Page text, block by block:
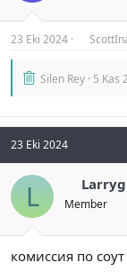
23 Eki 2024
Silen Rey 5 Kas
23 Eki 2024
L Member
комиссия по